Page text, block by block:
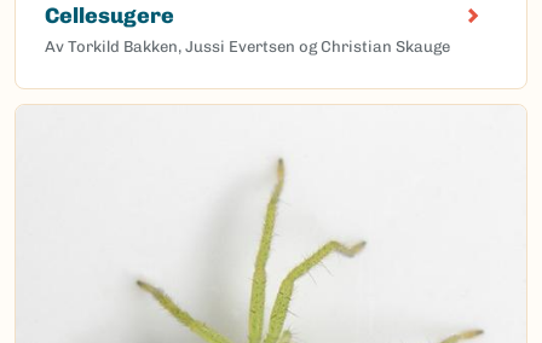
Cellesugere
Av Torkild Bakken, Jussi Evertsen og Christian Skauge